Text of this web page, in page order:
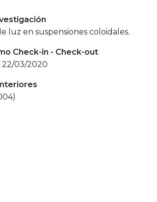
luz en suspensiones coloidales.
Check-in - Check-out
22/03/2020